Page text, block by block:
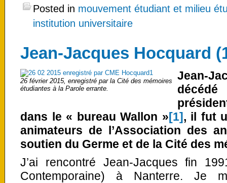
Posted in mouvement étudiant et milieu
institution universitaire
Jean-Jacques Hocquard
26 février 2015, enregistré par la Cité des mémoires
étudiantes à la Parole errante.
Jean-
dans le « bureau Wallon »[1], il fut
animateurs de l’Association des
soutien du Germe et de la Cité des
J’ai rencontré Jean-Jacques fin
Contemporaine) à Nanterre. Je